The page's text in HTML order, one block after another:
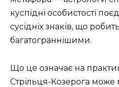
куспідні особистості
сусідніх знаків, що
багатограннішими.
Що це означає на
Стрільця-Козерога може